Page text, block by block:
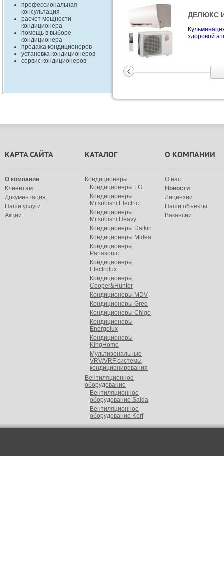
профессиональная
консультация
расчет мощности
кондиционера
помощь в выборе
кондиционера
продажа кондиционеров
установка кондиционеров
сервис кондиционеров
ДЕЛЮКС
здоровой
Серия
КАРТА САЙТА
О компании
Клиентам
Документация
Наши услуги
Акции
КАТАЛОГ
Кондиционеры
Кондиционеры LG
Кондиционеры
Mitsubishi Electric
Кондиционеры
Mitsubishi Heavy
Кондиционеры Daikin
Кондиционеры Midea
Кондиционеры
Panasonic
Кондиционеры
Electrolux
Кондиционеры
Cooper&Hunter
Кондиционеры MDV
Кондиционеры Gree
Кондиционеры Chigo
Кондиционеры
Energolux
Кондиционеры
KingHome
Мультизональные
VRV/VRF cистемы
кондиционирования
Вентиляционное
оборудование
Вентиляционное
оборудование Salda
Вентиляционное
оборудование Korf
О КОМПАНИИ
О нас
Новости
Лицензии
Наши объекты
Вакансии